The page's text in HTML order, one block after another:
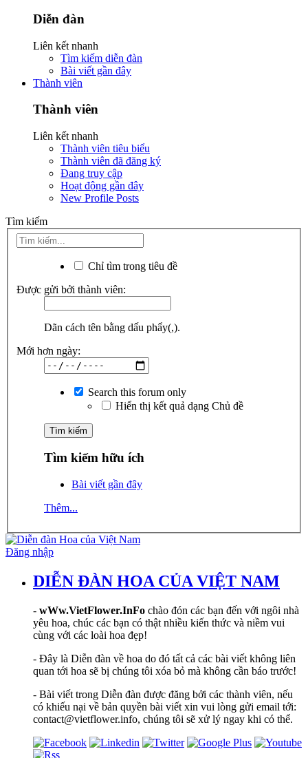
Diễn đàn
Liên kết nhanh
Tìm kiếm diễn đàn
Bài viết gần đây
Thành viên
Thành viên
Liên kết nhanh
Thành viên tiêu biểu
Thành viên đã đăng ký
Đang truy cập
Hoạt động gần đây
New Profile Posts
Tìm kiếm
Chỉ tìm trong tiêu đề
Được gửi bởi thành viên:
Dãn cách tên bằng dấu phẩy(,).
Mới hơn ngày:
Search this forum only
Hiển thị kết quả dạng Chủ đề
Tìm kiếm hữu ích
Bài viết gần đây
Thêm...
Đăng nhập
DIỄN ĐÀN HOA CỦA VIỆT NAM
- wWw.VietFlower.InFo chào đón các bạn đến với ngôi nhà
yêu hoa, chúc các bạn có thật nhiều kiến thức và niềm vui
cùng với các loài hoa đẹp!
- Đây là Diễn đàn về hoa do đó tất cả các bài viết không liên
quan tới hoa sẽ bị chúng tôi xóa bỏ mà không cần báo trước!
- Bài viết trong Diễn đàn được đăng bởi các thành viên, nếu
có khiếu nại về bản quyền bài viết xin vui lòng gửi email tới:
contact@vietflower.info, chúng tôi sẽ xử lý ngay khi có thể.